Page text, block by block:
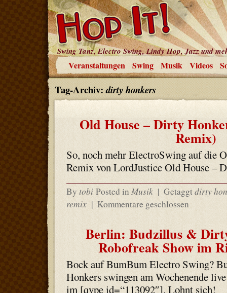
Swing Tanz, Electro Swing, Lindy Hop, Jazz und
Veranstaltungen Swing Musik Videos
Tag-Archiv:dirty honkers
Old House – Dirty
Remix)
So, noch mehr ElectroSwing auf die
Remix von LordJustice Old House –
By tobi Posted in Musik | Getaggtdirty
remix | Kommentare geschlossen
Berlin: Budzillus &
Robofreak Show im
Bock auf BumBum Electro Swing?
Honkers swingen am Wochenende
im [qype id=“113092″]. Lohnt sich!